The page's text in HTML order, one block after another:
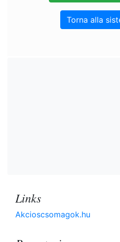
Torna alla
Links
Akcioscsomagok.hu